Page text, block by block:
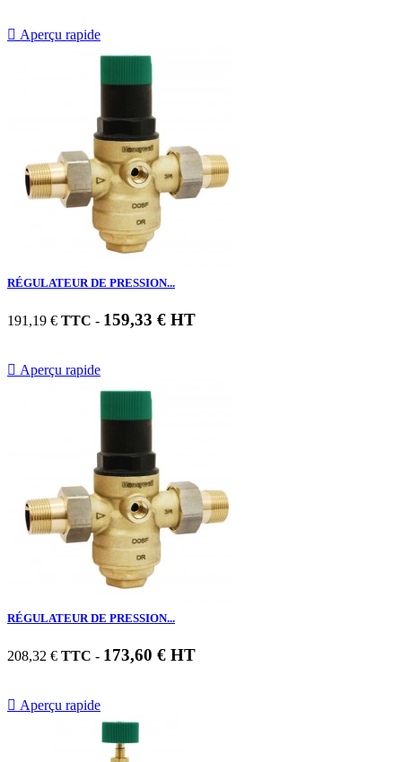
 Aperçu rapide
RÉGULATEUR DE PRESSION...
191,19 € TTC - 159,33 € HT
 Aperçu rapide
RÉGULATEUR DE PRESSION...
208,32 € TTC - 173,60 € HT
 Aperçu rapide